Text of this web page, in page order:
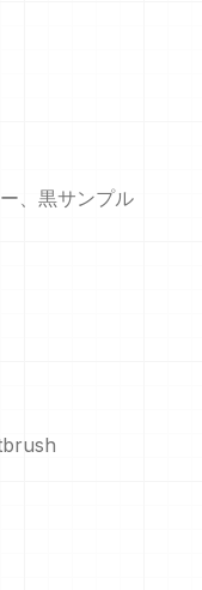
、黒サンプル